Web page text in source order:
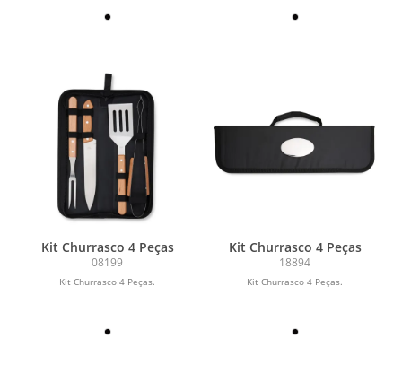
Kit Churrasco 4 Peças
08199
Kit Churrasco 4 Peças.
Kit Churrasco 4 Peças
18894
Kit Churrasco 4 Peças.